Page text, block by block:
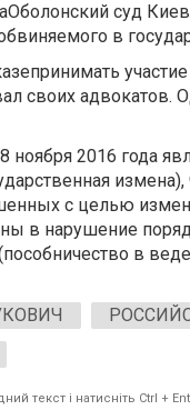
суд
в
своих адвокатов.
ноября 2016 года
с целью
в нарушение
в
текст і натисніть Ctrl +